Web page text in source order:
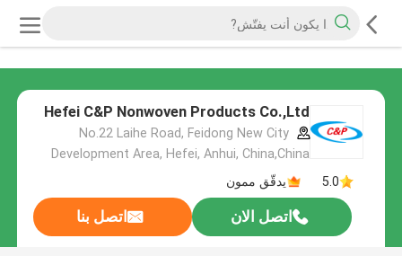
Hefei C&P Nonwoven Products Co.,Ltd
No.22 Laihe Road, Feidong New City
Development Area, Hefei, Anhui, China,China
5.0
يدقّق ممون
اتصل الان اتصل بنا